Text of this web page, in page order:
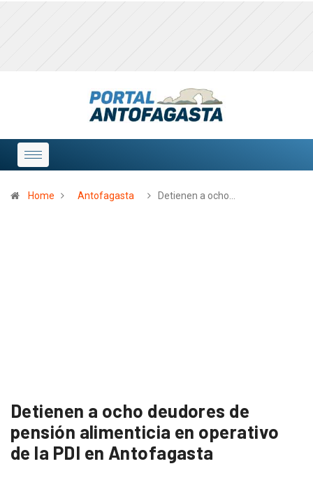
Home Antofagasta Detienen a ocho…
Detienen a ocho deudores de
pensión alimenticia en operativo
de la PDI en Antofagasta